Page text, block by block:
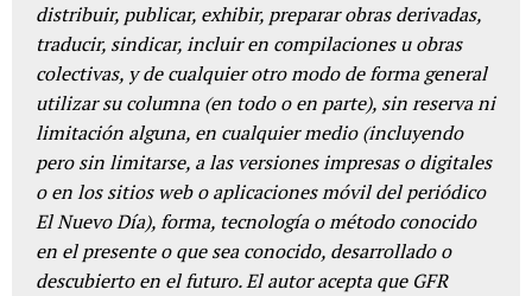
distribuir, publicar, exhibir, preparar obras derivadas,
traducir, sindicar, incluir en compilaciones u obras
colectivas, y de cualquier otro modo de forma general
utilizar su columna (en todo o en parte), sin reserva ni
limitación alguna, en cualquier medio (incluyendo
pero sin limitarse, a las versiones impresas o digitales
o en los sitios web o aplicaciones móvil del periódico
El Nuevo Día), forma, tecnología o método conocido
en el presente o que sea conocido, desarrollado o
descubierto en el futuro. El autor acepta que GFR